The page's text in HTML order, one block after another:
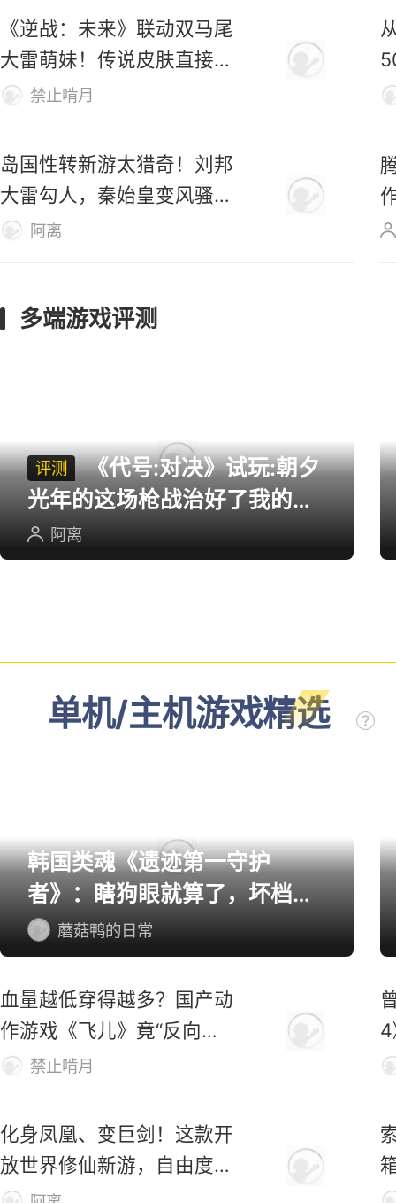
《逆战：未来》联动双马尾
大雷萌妹！传说皮肤直接免
费送！禁止啃月
岛国性转新游太猎奇！刘邦
大雷勾人，秦始皇变风骚美
女
阿离
多端游戏评测
评测
《代号:对决》试玩:朝夕
光年的这场枪战治好了我的低
血压
阿离
单机/主机游戏精选
韩国类魂《遗迹第一守护
者》：瞎狗眼就算了，坏档算
怎么个事！
蘑菇鸭的日常
血量越低穿得越多？国产动
作游戏《飞儿》竟“反向爆
衣” 禁止啃月
4
化身凤凰、变巨剑！这款开
放世界修仙新游，自由度有
够野！